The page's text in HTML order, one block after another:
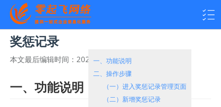
奖惩记录
本文最后编辑时间： 2025-05-23 16:02:00
一、功能说明
一、功能说明
二、操作步骤
（一）进入奖惩记录管理页面
（二）新增奖惩记录